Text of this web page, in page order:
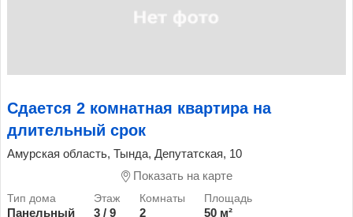
Сдается 2 комнатная квартира на
длительный срок
Амурская область, Тында, Депутатская, 10
Показать на карте
Панельный 3 / 9 2 50 м²